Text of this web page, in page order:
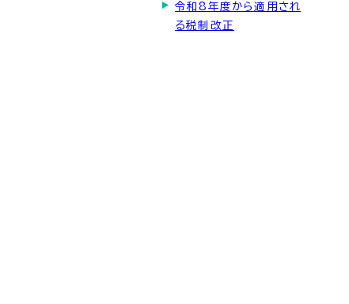
令和8年度から適用され
る税制改正